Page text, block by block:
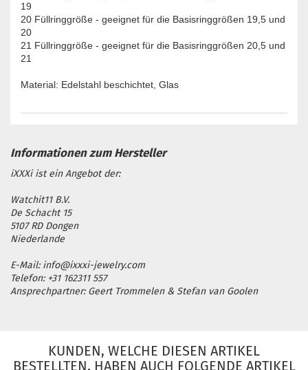
19
20 Füllringgröße - geeignet für die Basisringgrößen 19,5 und
20
21 Füllringgröße - geeignet für die Basisringgrößen 20,5 und
21
Material: Edelstahl beschichtet, Glas
iXXXi ist ein Angebot der:
Watchit11 B.V.
De Schacht 15
5107 RD Dongen
Niederlande
E-Mail: info@ixxxi-jewelry.com
Telefon: +31 162311 557
Ansprechpartner: Geert Trommelen & Stefan van Goolen
KUNDEN, WELCHE DIESEN ARTIKEL
BESTELLTEN, HABEN AUCH FOLGENDE ARTIKEL